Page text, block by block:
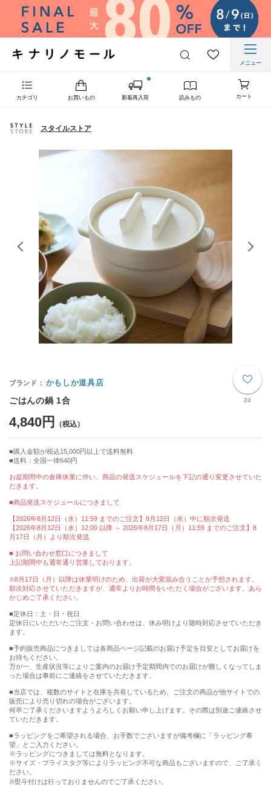
メニュー
カテゴリ お買いもの 新着再入荷 読みもの カート
スタイルストア
24
かもしか道具店
ごはんの鍋 1合
4,840円
購入金額が税込15,000円以上で送料無料
送料：全国一律640円
お盆期間中の倉庫休業に伴い、商品の発送スケジュールを下記の通り変更させていた
だきます。
■商品発送スケジュールにつきまして
【2026年8月12日（水）11:59 までのご注文】8月12日（水）中に順次発送
【2026年8月12日（水）12:00 以降 ～ 2026年8月17日（月）11:59 までのご注文】8
月17日（月）より順次発送
■ お問い合わせ窓口につきまして
上記期間中も通常通り営業しております。
※8月17日（月）以降は休業明けのため、出荷が大変混み合うことが予想されます。
順次対応させていただきますが、通常よりお時間をいただく場合がございます。あら
かじめご了承ください。
■定休日：土・日・祝日
定休日にいただいたご注文・お問い合わせは、休み明けより随時対応させていただき
ます。
■予約販売商品につきましては各商品ページ記載のお届け予定を目安としてお届けを
お待ちください。
万が一、生産状況等によりご案内のお届け予定期間内でのお届けが難しくなってしま
った場合は事前にご連絡をさせていただきます。
■当店では、複数のサイトと在庫を共有しているため、ご注文の商品が他サイトでの
販売により売り切れの場合がございます。
何卒ご了承くださいますようよろしくお願い申し上げます。その際は別途ご連絡させ
ていただきます。
■ラッピングをご希望される場合、お手数でございますが備考欄に「ラッピング希
望」とご入力ください。
※ラッピングにつきましては無料となります。
※サイズ・プライスタグ等によりラッピング不可な商品もございますので、ご了承く
ださい。
※熨斗付けは行っておりませんのでご了承ください。